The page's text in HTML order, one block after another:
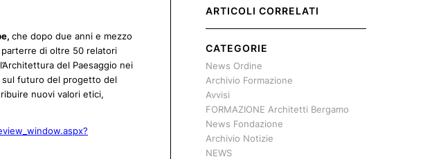
che dopo due anni e mezzo
parterre di oltre 50 relatori
del Paesaggio nei
sul futuro del progetto del
nuovi valori etici,
ARTICOLI CORRELATI
CATEGORIE
News Ordine
Archivio Formazione
Avvisi
FORMAZIONE Architetti Bergamo
News Fondazione
Archivio Notizie
NEWS